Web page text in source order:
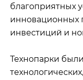
благоприятных
инновационных
инвестиций и
Технопарки